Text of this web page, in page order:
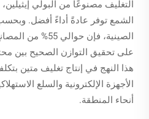
التغليف مصنوعًا من البولي
الشمع توفر عادةً أداءً أفضل. وبحسب
الصينية، فإن
على تحقيق التوازن الصحيح بين
هذا النهج في إنتاج تغليف متين
الأجهزة الإلكترونية والسلع
أنحاء المنطقة.